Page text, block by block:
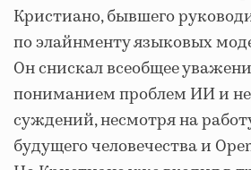
Кристиано, бывшего
по элайнменту языковых
Он снискал всеобщее
пониманием проблем ИИ и
суждений, несмотря на
будущего человечества и